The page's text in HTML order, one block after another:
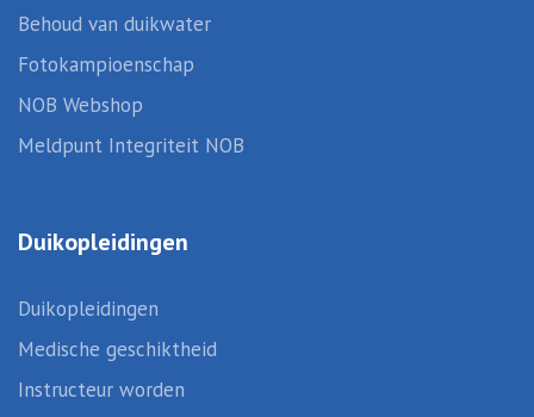
Behoud van duikwater
Fotokampioenschap
NOB Webshop
Meldpunt Integriteit NOB
Duikopleidingen
Duikopleidingen
Medische geschiktheid
Instructeur worden